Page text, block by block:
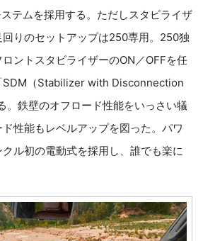
テムを採用する。ただしスタビライザ
りのセットアップは250専用。250独
ントスタビライザーのON／OFFを任
SDM（Stabilizer with Disconnection
。鉄壁のオフロード性能をいっさい犠
性能もレベルアップを図った。パワ
ル初の電動式を採用し、誰でも楽に